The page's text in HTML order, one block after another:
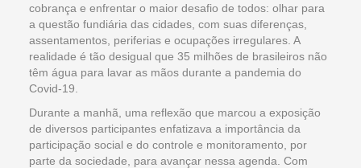
cobrança e enfrentar o maior desafio de todos: olhar para
a questão fundiária das cidades, com suas diferenças,
assentamentos, periferias e ocupações irregulares. A
realidade é tão desigual que 35 milhões de brasileiros não
têm água para lavar as mãos durante a pandemia do
Covid-19.
Durante a manhã, uma reflexão que marcou a exposição
de diversos participantes enfatizava a importância da
participação social e do controle e monitoramento, por
parte da sociedade, para avançar nessa agenda. Com